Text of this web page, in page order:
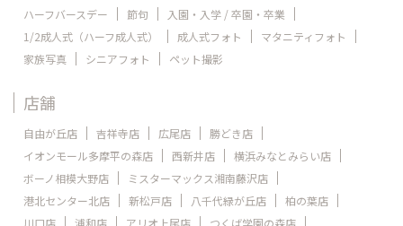
ハーフバースデー
節句
入園・入学 / 卒園・卒業
1/2成人式（ハーフ成人式）
成人式フォト
マタニティフォト
家族写真
シニアフォト ペット撮影
店舗
自由が丘店 吉祥寺店 広尾店
勝どき店
イオンモール多摩平の森店
西新井店
横浜みなとみらい店
ボーノ相模大野店
ミスターマックス湘南藤沢店
港北センター北店
新松戸店 八千代緑が丘店
柏の葉店
川口店
浦和店 アリオ上尾店
つくば学園の森店